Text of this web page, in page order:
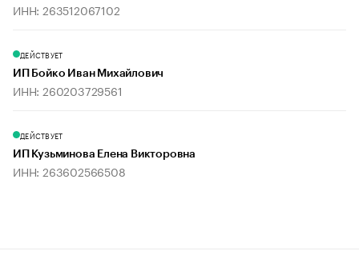
ИНН: 263512067102
ДЕЙСТВУЕТ
ИП Бойко Иван Михайлович
ИНН: 260203729561
ДЕЙСТВУЕТ
ИП Кузьминова Елена Викторовна
ИНН: 263602566508